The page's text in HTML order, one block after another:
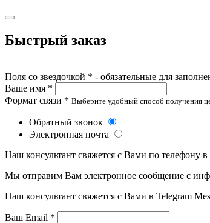
Быстрый заказ
Поля со звездочкой * - обязательные для
Ваше имя *
Формат связи * Выберите удобный способ получения
Обратный звонок
Электронная почта
Наш консультант свяжется с Вами по телефону
Мы отправим Вам электронное сообщение с
Наш консультант свяжется с Вами в Telegram
Ваш Email *